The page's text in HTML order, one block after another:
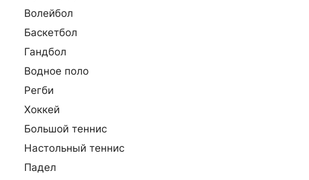
Волейбол
Баскетбол
Гандбол
Водное поло
Регби
Хоккей
Большой теннис
Настольный теннис
Падел